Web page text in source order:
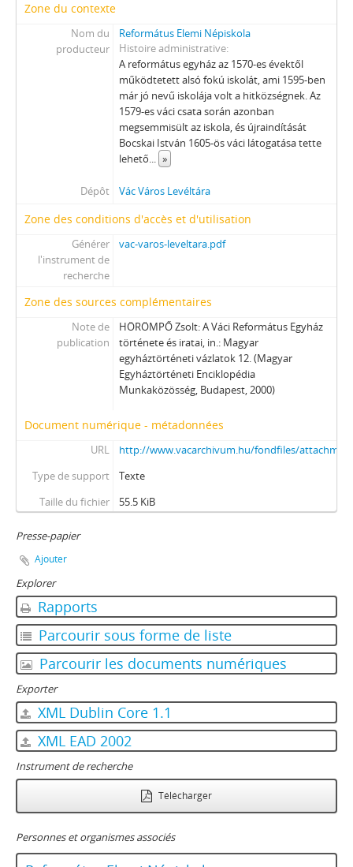
XV - GYŰJTEMÉNYEK, 1074–2016
XVI - A NÉPKÖZTÁRSASÁG ÉS A TANÁCSKÖZTÁRSASÁG FORRADALMI SZERVEI, 1919
XVII - NÉPHATALMI ÉS KÜLÖNLEGES FELADATOKRA LÉTREJÖTT BIZOTTSÁGOK, 1945–1990
XXIII - TANÁCSOK, 1945–1990
XXIV - AZ ÁLLAMIGAZGATÁS TERÜLETI SZERVEI, 1952–1991
XXIX - GAZDASÁGI SZERVEK, 1946–2010
XXX - SZÖVETKEZETEK, 1949–2015
XXXVII - MEGYEI JOGÚ VÁROSI, VÁROSI ÉS KÖZSÉGI ÖNKORMÁNYZATOK, 1989–2014
Zone du contexte
Nom du
producteur
Református Elemi Népiskola
Histoire administrative
A református egyház az 1570-es évektől
működtetett alsó fokú iskolát, ami 1595-ben
már jó nevű iskolája volt a hitközségnek. Az
1579-es váci csata során azonban
megsemmisült az iskola, és újraindítását
Bocskai István 1605-ös váci látogatása tette
lehető... »
Dépôt Vác Város Levéltára
Zone des conditions d'accès et d'utilisation
Générer
l'instrument de
recherche
vac-varos-leveltara.pdf
Zone des sources complémentaires
Note de
publication
HÖRÖMPŐ Zsolt: A Váci Református Egyház
története és iratai, in.: Magyar
egyháztörténeti vázlatok 12. (Magyar
Egyháztörténeti Enciklopédia
Munkaközösség, Budapest, 2000)
Document numérique - métadonnées
URL
http://www.vacarchivum.hu/fondfiles/
Type de support
Texte
Taille du fichier
55.5 KiB
Presse-papier
Ajouter
Explorer
Rapports
Parcourir sous forme de liste
Parcourir les documents numériques
Exporter
XML Dublin Core 1.1
XML EAD 2002
Instrument de recherche
Télécharger
Personnes et organismes associés